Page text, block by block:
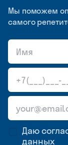
Мы поможем
самого
Даю
данных